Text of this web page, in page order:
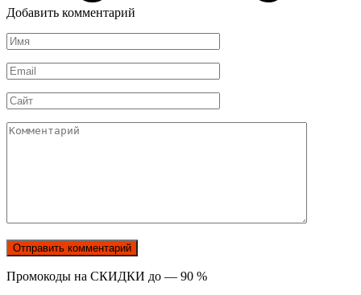
Добавить комментарий
Имя
*
Email
*
Сайт
Комментарий
Промокоды на СКИДКИ до — 90 %